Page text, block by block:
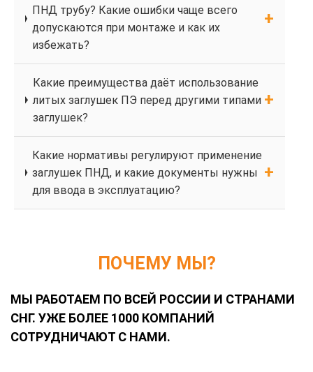
ПНД трубу? Какие ошибки чаще всего
допускаются при монтаже и как их
избежать?
Какие преимущества даёт использование
литых заглушек ПЭ перед другими типами
заглушек?
Какие нормативы регулируют применение
заглушек ПНД, и какие документы нужны
для ввода в эксплуатацию?
ПОЧЕМУ МЫ?
МЫ РАБОТАЕМ ПО ВСЕЙ РОССИИ И СТРАНАМИ
СНГ. УЖЕ БОЛЕЕ 1000 КОМПАНИЙ
СОТРУДНИЧАЮТ С НАМИ.